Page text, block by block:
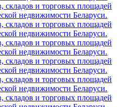
складов и торговых площадей
недвижимости Беларуси.
складов и торговых площадей
недвижимости Беларуси.
складов и торговых площадей
недвижимости Беларуси.
складов и торговых площадей
недвижимости Беларуси.
складов и торговых площадей
недвижимости Беларуси.
складов и торговых площадей